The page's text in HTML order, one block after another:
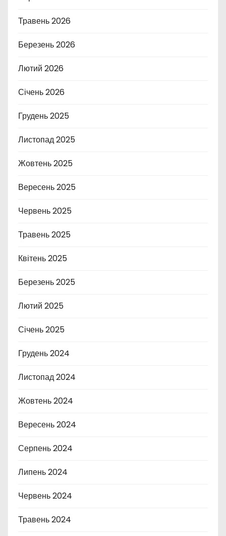
Травень 2026
Березень 2026
Лютий 2026
Січень 2026
Грудень 2025
Листопад 2025
Жовтень 2025
Вересень 2025
Червень 2025
Травень 2025
Квітень 2025
Березень 2025
Лютий 2025
Січень 2025
Грудень 2024
Листопад 2024
Жовтень 2024
Вересень 2024
Серпень 2024
Липень 2024
Червень 2024
Травень 2024